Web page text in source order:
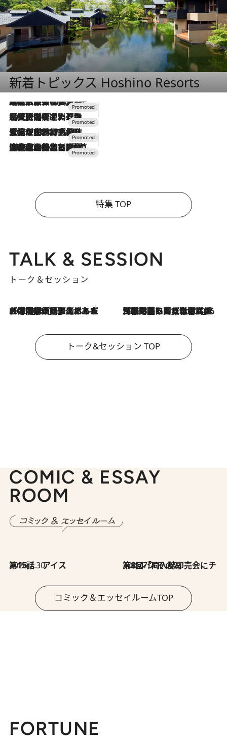
新着トピックス Hoshino Resorts
2026.7.31
【ホテル帰省】という選択肢をOMOが提案。家族とほどよい距離を保つには「昼は実家、夜は気兼ねなくホテルで！」
2026.7.24
【夏限定ディナーコース】旬を迎える稚鮎や花ズッキーニなどをイタリア・トスカーナの郷土料理の手法で満喫！
2026.7.17
「土佐和ハーブかき氷」がOMO7高知に登場！生姜、山椒、大葉など目にも舌にも涼を呼ぶ郷土の味
2026.7.10
NEW OPEN！【界 草津】名湯の地に誕生。趣の異なる2種の温泉と上州ならではの会席・蕎麦割烹など美食を味わう究極の癒やし旅
特集 TOP
TALK & SESSION
トーク＆セッション
2026.8.3
「今後値上げがあるとすれば…」「リスクがあるのは今年の冬」エネルギー専門家が語る、ホルムズ海峡封鎖が家庭にもたらす“ある心配” 2026.8.3
「住宅建てられない…」「サーチャージ料の高値が続いている」ホルムズ海峡封鎖による影響はいつまで続く？《エネルギー専門家に聞く“どうなる日本の暮らし”》
トーク&セッション TOP
COMIC & ESSAY
ROOM
2026.7.30
第15話 アイス 2026.7.30
第8回「同人誌即売会にチャレンジ その2」
コミック＆エッセイルームTOP
FORTUNE